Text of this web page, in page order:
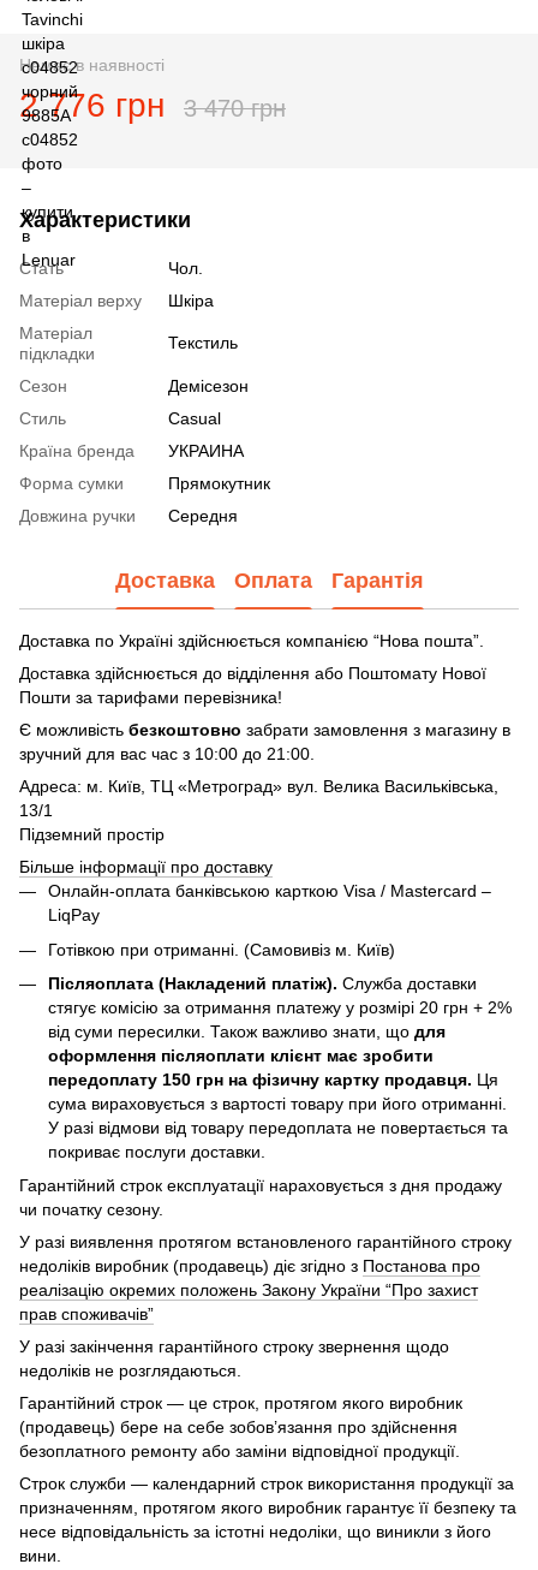
Немає в наявності
2 776 грн 3 470 грн
Характеристики
Стать
Чол.
Матеріал верху
Шкіра
Матеріал
підкладки
Текстиль
Сезон
Демісезон
Стиль
Casual
Країна бренда
УКРАИНА
Форма сумки
Прямокутник
Довжина ручки
Середня
Доставка Оплата Гарантія
Доставка по Україні здійснюється компанією “Нова пошта”.
Доставка здійснюється до відділення або Поштомату Нової
Пошти за тарифами перевізника!
Є можливість безкоштовно забрати замовлення з магазину в
зручний для вас час з 10:00 до 21:00.
Адреса: м. Київ, ТЦ «Метроград» вул. Велика Васильківська,
13/1
Підземний простір
Більше інформації про доставку
Онлайн-оплата банківською карткою Visa / Mastercard –
LiqPay
Готівкою при отриманні. (Самовивіз м. Київ)
Післяоплата (Накладений платіж). Служба доставки
стягує комісію за отримання платежу у розмірі 20 грн + 2%
від суми пересилки. Також важливо знати, що для
оформлення післяоплати клієнт має зробити
передоплату 150 грн на фізичну картку продавця. Ця
сума вираховується з вартості товару при його отриманні.
У разі відмови від товару передоплата не повертається та
покриває послуги доставки.
Гарантійний строк експлуатації нараховується з дня продажу
чи початку сезону.
У разі виявлення протягом встановленого гарантійного строку
недоліків виробник (продавець) діє згідно з Постанова про
реалізацію окремих положень Закону України “Про захист
прав споживачів”
У разі закінчення гарантійного строку звернення щодо
недоліків не розглядаються.
Гарантійний строк — це строк, протягом якого виробник
(продавець) бере на себе зобов’язання про здійснення
безоплатного ремонту або заміни відповідної продукції.
Строк служби — календарний строк використання продукції за
призначенням, протягом якого виробник гарантує її безпеку та
несе відповідальність за істотні недоліки, що виникли з його
вини.